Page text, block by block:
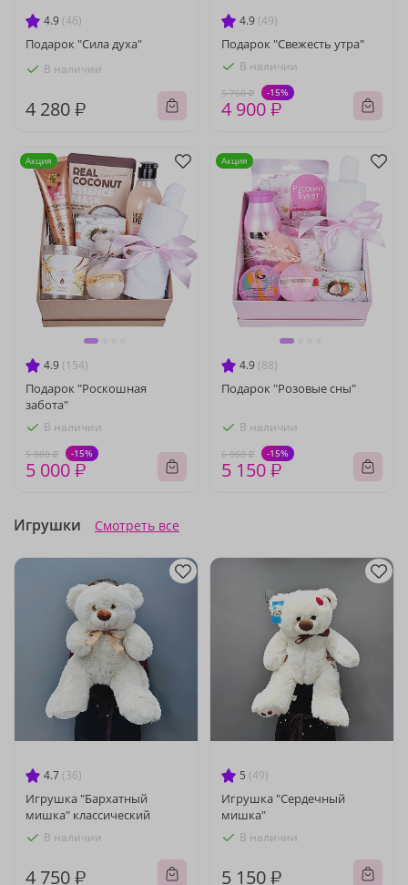
4.9 (46)
Подарок "Сила духа"
В наличии
4 280 ₽
4.9 (49)
Подарок "Свежесть утра"
В наличии
5 760 ₽ -15%
4 900 ₽
4.9 (154)
Подарок "Роскошная
забота"
В наличии
5 880 ₽ -15%
5 000 ₽
Акция
4.9 (88)
Подарок "Розовые сны"
В наличии
6 060 ₽ -15%
5 150 ₽
Акция
Игрушки Смотреть все
4.7 (36)
Игрушка "Бархатный
мишка" классический
В наличии
4 750 ₽
5 (49)
Игрушка "Сердечный
мишка"
В наличии
5 150 ₽